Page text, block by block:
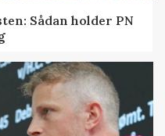
Sådan holder PN